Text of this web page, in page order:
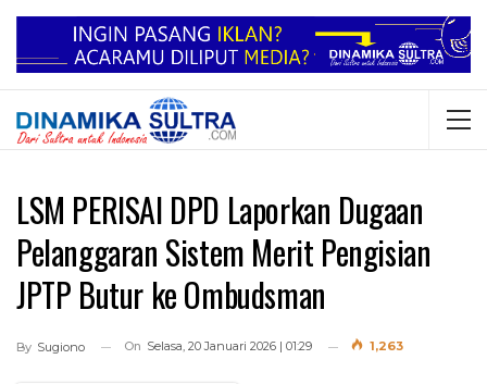
LSM PERISAI DPD Laporkan Dugaan
Pelanggaran Sistem Merit Pengisian
JPTP Butur ke Ombudsman
By Sugiono On Selasa, 20 Januari 2026 | 01:29 1,263